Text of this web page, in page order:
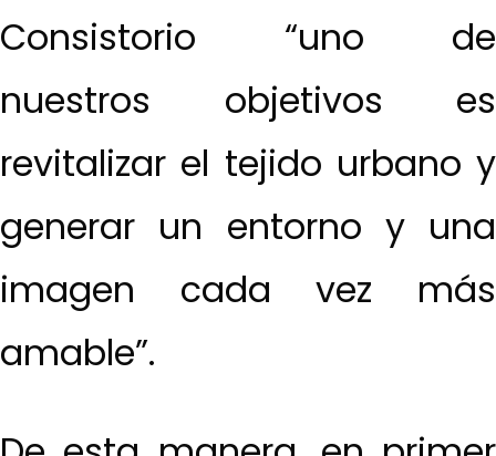
Consistorio “uno de
nuestros objetivos es
revitalizar el tejido urbano y
generar un entorno y una
imagen cada vez más
amable”.